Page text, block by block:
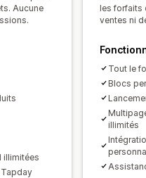
Aucune
illimitées
les forfaits
ventes ni
Tout le
Blocs
illimités